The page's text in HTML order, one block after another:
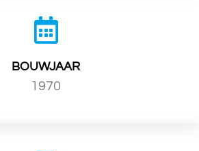
BOUWJAAR
1970